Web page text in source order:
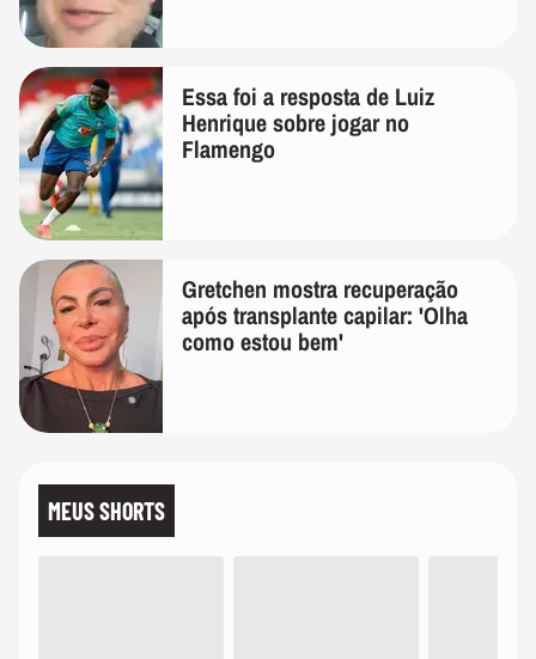
Essa foi a resposta de Luiz
Henrique sobre jogar no
Flamengo
Gretchen mostra recuperação
após transplante capilar: 'Olha
como estou bem'
MEUS SHORTS